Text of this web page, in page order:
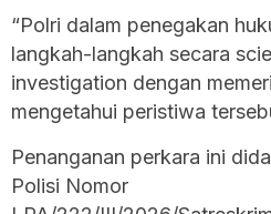
“Polri dalam penegakan
langkah-langkah secara
investigation dengan
mengetahui peristiwa
Penanganan perkara ini
Polisi Nomor